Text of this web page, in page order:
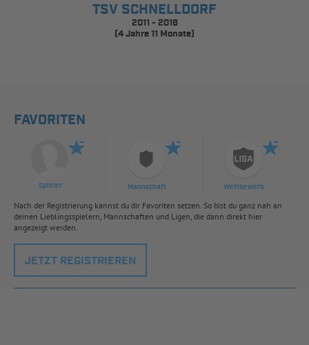
TSV SCHNELLDORF
2011 - 2016
(4 Jahre 11 Monate)
FAVORITEN
Spieler Mannschaft Wettbewerb
Nach der Registrierung kannst du dir Favoriten setzen. So bist du ganz nah an
deinen Lieblingsspielern, Mannschaften und Ligen, die dann direkt hier
angezeigt werden.
JETZT REGISTRIEREN